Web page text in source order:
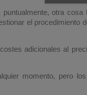
otra
el
adicionales al
momento, pero